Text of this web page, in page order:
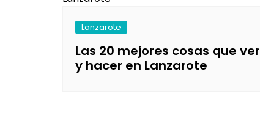
Lanzarote
Las 20 mejores cosas que ver
y hacer en Lanzarote